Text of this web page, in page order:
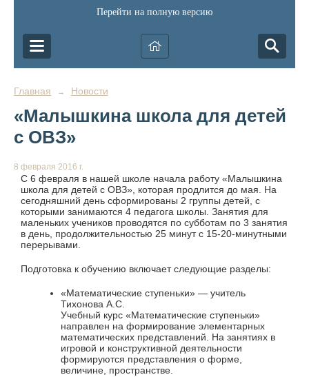
Перейти на полную версию
Главная → Новости
«Малышкина школа для детей
с ОВЗ»
8 февраля 2016 г.
С 6 февраля в нашей школе начала работу «Малышкина
школа для детей с ОВЗ», которая продлится до мая. На
сегодняшний день сформированы 2 группы детей, с
которыми занимаются 4 педагога школы. Занятия для
маленьких учеников проводятся по субботам по 3 занятия
в день, продолжительностью 25 минут с 15-20-минутными
перерывами.
Подготовка к обучению включает следующие разделы:
«Математические ступеньки» — учитель
Тихонова А.С.
Учебный курс «Математические ступеньки»
направлен на формирование элементарных
математических представлений. На занятиях в
игровой и конструктивной деятельности
формируются представления о форме,
величине, пространстве.